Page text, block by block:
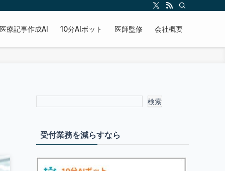
医療記事作成AI 10分AIボット 医師監修 会社概要
検索
受付業務を減らすなら